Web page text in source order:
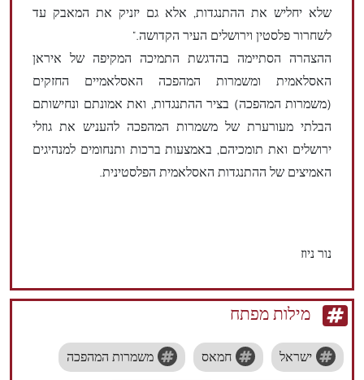
שלא יחליש את ההתנגדות, אלא גם יזניק את המאבק עד
לשחרור פלסטין וירושלים העיר הקדושה."
ההצהרה הסתיימה בהדגשת התמיכה המקיפה של איראן
האסלאמית ומשמרות המהפכה האסלאמיים החזקים
(משמרות המהפכה) בציר ההתנגדות, ואת אמונתם ונחישותם
הבלתי מעורערת של משמרות המהפכה להעניש את גוזלי
ירושלים ואת תומכיהם, באמצעות ברכות ותנחומים למנהיגים
האמיצים של ההתנגדות האסלאמית הפלסטינית.
נור ניוז
מילות מפתח
ישראל חמאס משמרות המהפכה